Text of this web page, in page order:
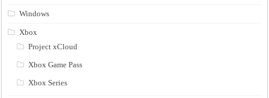
Windows
Xbox
Project xCloud
Xbox Game Pass
Xbox Series